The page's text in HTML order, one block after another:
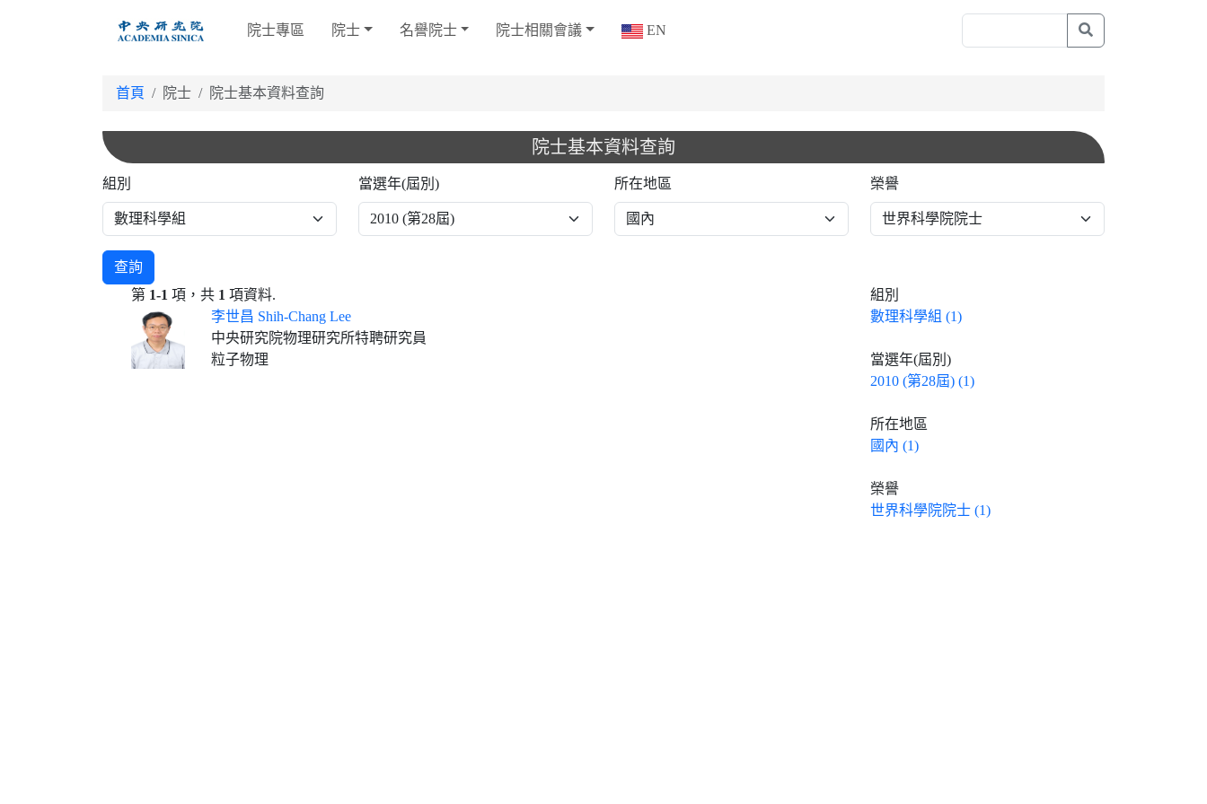
院士專區 院士 名譽院士 院士相關會議 EN
首頁 院士 院士基本資料查詢
院士基本資料查詢
組別 當選年(屆別) 所在地區 榮譽
查詢
第 1-1 項，共 1 項資料.
李世昌 Shih-Chang Lee
中央研究院物理研究所特聘研究員
粒子物理
組別
數理科學組 (1)
當選年(屆別)
2010 (第28屆) (1)
所在地區
國內 (1)
榮譽
世界科學院院士 (1)